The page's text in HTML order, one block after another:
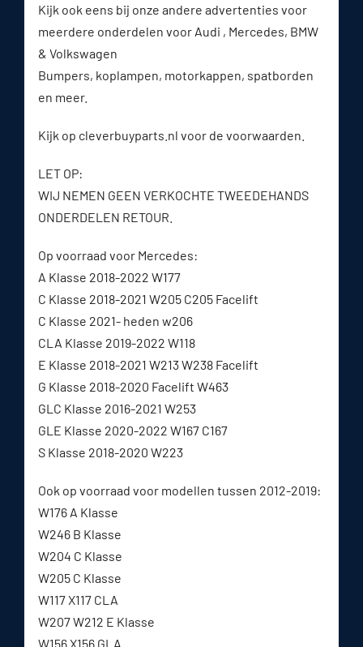
Kijk ook eens bij onze andere advertenties voor
meerdere onderdelen voor Audi , Mercedes, BMW
& Volkswagen
Bumpers, koplampen, motorkappen, spatborden
en meer.
Kijk op cleverbuyparts.nl voor de voorwaarden.
LET OP:
WIJ NEMEN GEEN VERKOCHTE TWEEDEHANDS
ONDERDELEN RETOUR.
Op voorraad voor Mercedes:
A Klasse 2018-2022 W177
C Klasse 2018-2021 W205 C205 Facelift
C Klasse 2021- heden w206
CLA Klasse 2019-2022 W118
E Klasse 2018-2021 W213 W238 Facelift
G Klasse 2018-2020 Facelift W463
GLC Klasse 2016-2021 W253
GLE Klasse 2020-2022 W167 C167
S Klasse 2018-2020 W223
Ook op voorraad voor modellen tussen 2012-2019:
W176 A Klasse
W246 B Klasse
W204 C Klasse
W205 C Klasse
W117 X117 CLA
W207 W212 E Klasse
W156 X156 GLA